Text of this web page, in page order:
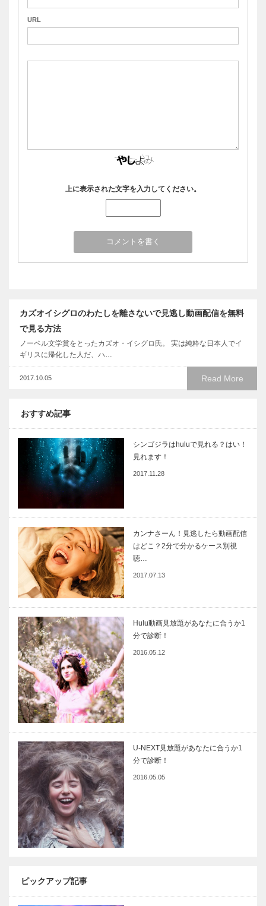
URL
上に表示された文字を入力してください。
カズオイシグロのわたしを離さないで見逃し動画配信を無料
で見る方法
ノーベル文学賞をとったカズオ・イシグロ氏。 実は純粋な日本人でイ
ギリスに帰化した人だ、ハ…
Read More
2017.10.05
おすすめ記事
シンゴジラはhuluで見れる？はい！
見れます！
2017.11.28
カンナさーん！見逃したら動画配信
はどこ？2分で分かるケース別視
聴…
2017.07.13
Hulu動画見放題があなたに合うか1
分で診断！
2016.05.12
U-NEXT見放題があなたに合うか1
分で診断！
2016.05.05
ピックアップ記事